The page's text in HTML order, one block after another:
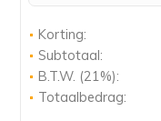
Korting:
Subtotaal:
B.T.W. (21%):
Totaalbedrag: